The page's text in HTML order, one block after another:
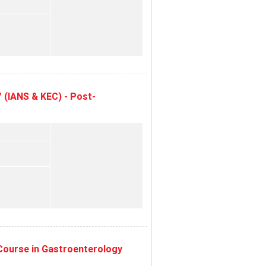
& KEC) - Post-
in Gastroenterology